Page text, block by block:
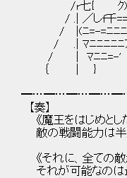
/r七{ ｸ)=
/ .| ／しf千==-
/ |(ﾆ=-=ﾆﾆﾆﾆ
/ .| ﾏﾆﾆﾆﾆﾆ
/ | ﾏﾆﾆ=-' :Λ
｛ | } ./
【奏】
《魔王をはじめとし
敵の戦闘能力は半
《それに、全ての敵
それが可能なのは